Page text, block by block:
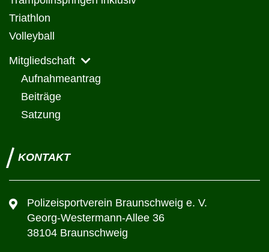
Triathlon
Volleyball
Mitgliedschaft
Aufnahmeantrag
Beiträge
Satzung
KONTAKT
Polizeisportverein Braunschweig e. V.
Georg-Westermann-Allee 36
38104 Braunschweig